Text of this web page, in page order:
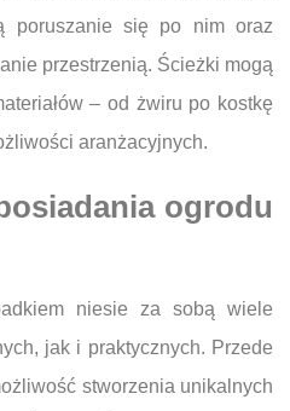
poruszanie się po nim oraz
przestrzenią. Ścieżki mogą
– od żwiru po kostkę
aranżacyjnych.
ogrodu
niesie za sobą wiele
jak i praktycznych. Przede
stworzenia unikalnych